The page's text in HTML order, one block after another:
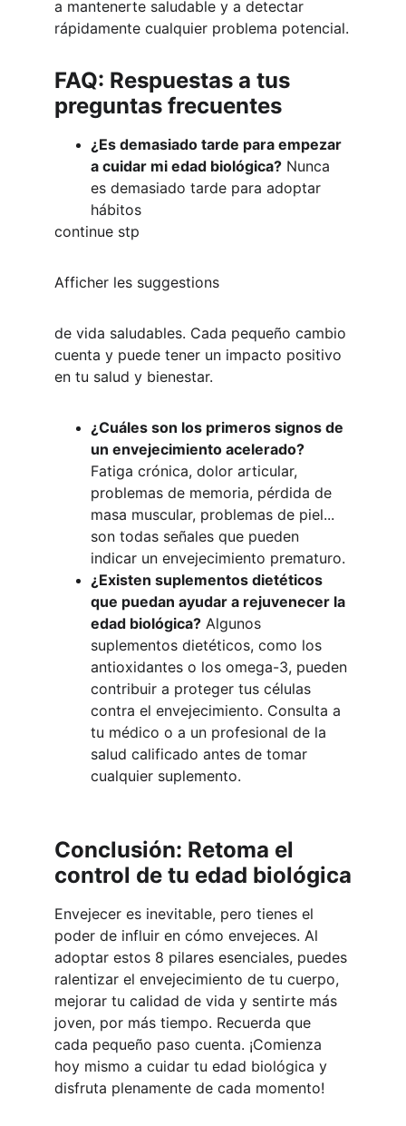
a mantenerte saludable y a detectar
rápidamente cualquier problema potencial.
FAQ: Respuestas a tus
preguntas frecuentes
¿Es demasiado tarde para empezar
a cuidar mi edad biológica? Nunca
es demasiado tarde para adoptar
hábitos
continue stp
Afficher les suggestions
de vida saludables. Cada pequeño cambio
cuenta y puede tener un impacto positivo
en tu salud y bienestar.
¿Cuáles son los primeros signos de
un envejecimiento acelerado?
Fatiga crónica, dolor articular,
problemas de memoria, pérdida de
masa muscular, problemas de piel...
son todas señales que pueden
indicar un envejecimiento prematuro.
¿Existen suplementos dietéticos
que puedan ayudar a rejuvenecer la
edad biológica? Algunos
suplementos dietéticos, como los
antioxidantes o los omega-3, pueden
contribuir a proteger tus células
contra el envejecimiento. Consulta a
tu médico o a un profesional de la
salud calificado antes de tomar
cualquier suplemento.
Conclusión: Retoma el
control de tu edad biológica
Envejecer es inevitable, pero tienes el
poder de influir en cómo envejeces. Al
adoptar estos 8 pilares esenciales, puedes
ralentizar el envejecimiento de tu cuerpo,
mejorar tu calidad de vida y sentirte más
joven, por más tiempo. Recuerda que
cada pequeño paso cuenta. ¡Comienza
hoy mismo a cuidar tu edad biológica y
disfruta plenamente de cada momento!